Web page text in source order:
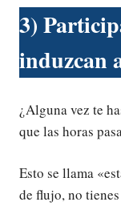
3)
induzcan
¿Alguna vez te
que las horas
Esto se llama
de flujo, no